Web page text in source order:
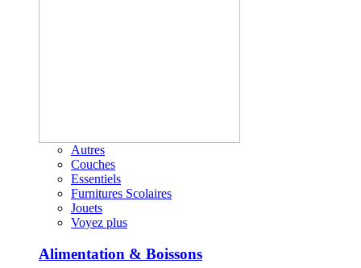
Autres
Couches
Essentiels
Furnitures Scolaires
Jouets
Voyez plus
Alimentation & Boissons